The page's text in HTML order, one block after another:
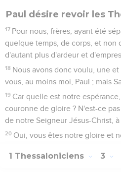
Paul désire revoir les
17 Pour nous, frères, ayant été
quelque temps, de corps, et non
d'autant plus d'ardeur et
18 Nous avons donc voulu, une
vous, au moins moi, Paul ; mais
19 Car quelle est notre
couronne de gloire ? N'est-ce
de notre Seigneur Jésus-Christ,
20 Oui, vous êtes notre gloire et
1 Thessaloniciens 3